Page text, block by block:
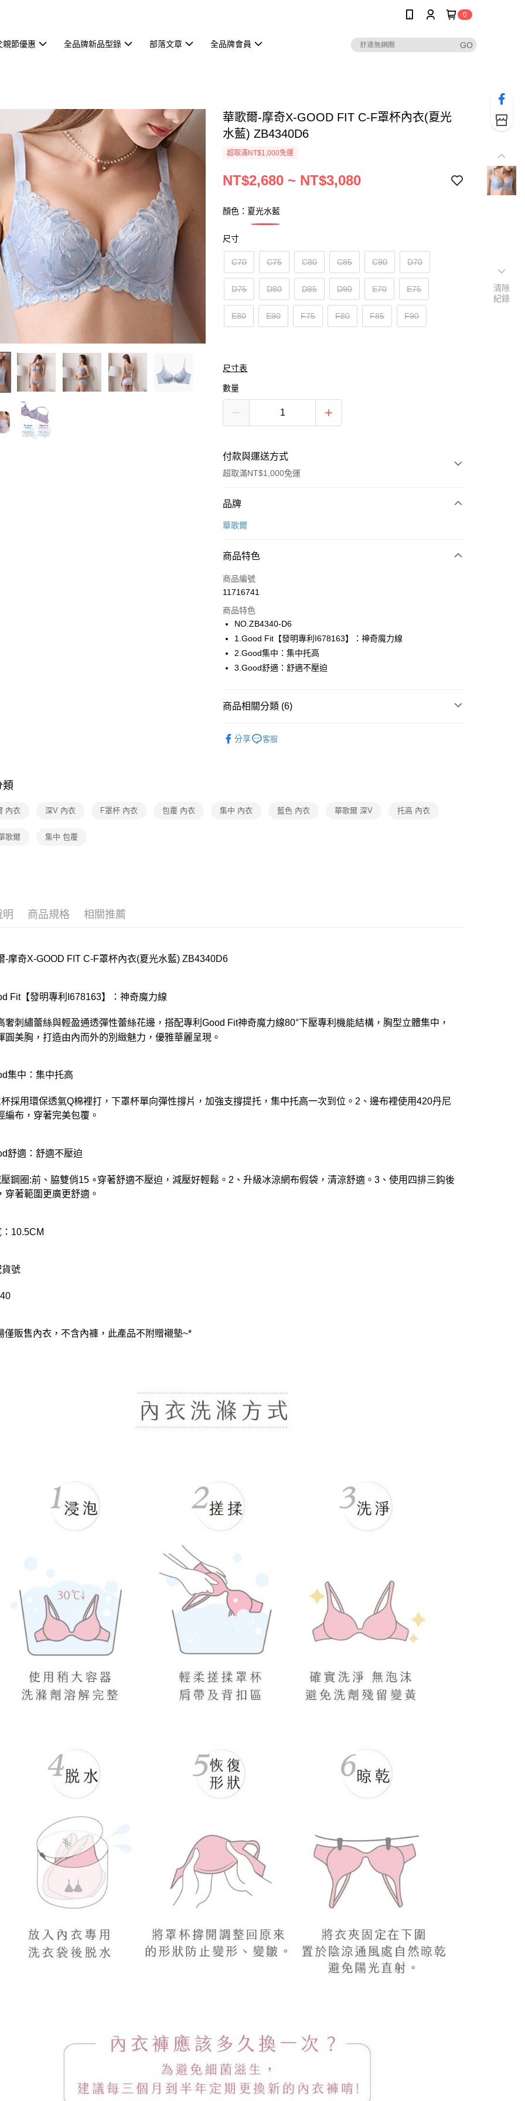
0
親節優惠 全品牌新品型錄 部落文章 全品牌會員
華歌爾-摩奇X-GOOD FIT C-F罩杯內衣(夏光
水藍) ZB4340D6
超取滿NT$1,000免運
NT$2,680 ~ NT$3,080
顏色：夏光水藍
尺寸
C70 C75 C80 C85 C90 D70
D75 D80 D85 D90 E70 E75
E80 E90 F75 F80 F85 F90
尺寸表
數量
付款與運送方式
超取滿NT$1,000免運
付款方式
信用卡一次付款
街口支付
ATM付款
運送方式
全家取貨付款
付款後全家取貨
7-11取貨付款
品牌
華歌爾
商品特色
商品編號
11716741
商品特色
NO.ZB4340-D6
1.Good Fit【發明專利I678163】：神奇魔力線
2.Good集中：集中托高
3.Good舒適：舒適不壓迫
商品相關分類 (6)
華歌爾Wacoal ▍全系列商品
分享 客服
類
內衣 深V 內衣 F罩杯 內衣 包覆 內衣 集中 內衣 藍色 內衣 華歌爾 深V 托高 內衣
歌爾 集中 包覆
明 商品規格 相關推薦
-摩奇X-GOOD FIT C-F罩杯內衣(夏光水藍) ZB4340D6
Fit【發明專利I678163】：神奇魔力線
奢刺繡蕾絲與輕盈通透彈性蕾絲花邊，搭配專利Good Fit神奇魔力線80°下壓專利機能結構，胸型立體集中，
圓美胸，打造由內而外的別緻魅力，優雅華麗呈現。
集中：集中托高
採用環保透氣Q棉裡打，下罩杯單向彈性撐片，加強支撐提托，集中托高一次到位。2、邊布裡使用420丹尼
編布，穿著完美包覆。
舒適：舒適不壓迫
鋼圈:前、脇雙俏15 ∘穿著舒適不壓迫，減壓好輕鬆。2、升級冰涼網布假袋，清涼舒適。3、使用四排三鈎後
穿著範圍更廣更舒適。
10.5CM
號
僅販售內衣，不含內褲，此產品不附贈襯墊~*
清除
紀錄